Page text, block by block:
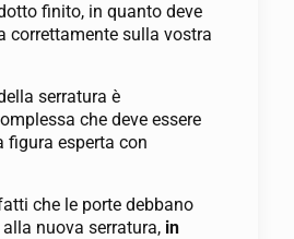
finito, in quanto deve
correttamente sulla vostra
serratura è
che deve essere
figura esperta con
che le porte debbano
nuova serratura, in